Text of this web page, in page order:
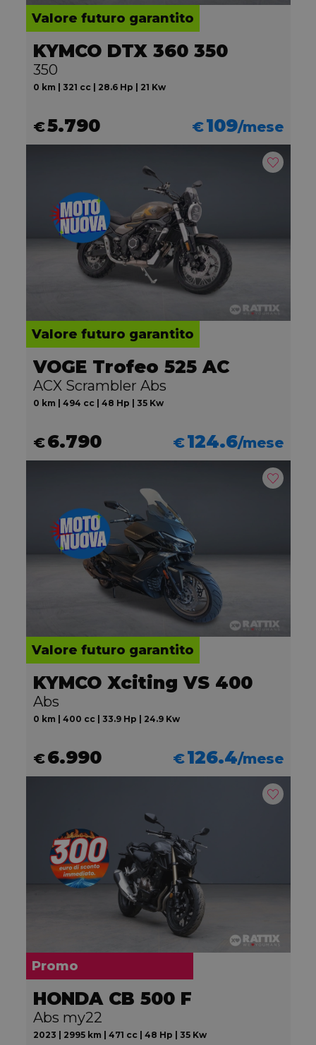
Valore futuro garantito
KYMCO DTX 360 350
350
0 km | 321 cc | 28.6 Hp | 21 Kw
€5.790 €109/mese
Valore futuro garantito
VOGE Trofeo 525 AC
ACX Scrambler Abs
0 km | 494 cc | 48 Hp | 35 Kw
€6.790 €124.6/mese
Valore futuro garantito
KYMCO Xciting VS 400
Abs
0 km | 400 cc | 33.9 Hp | 24.9 Kw
€6.990 €126.4/mese
Promo
HONDA CB 500 F
Abs my22
2023 | 2995 km | 471 cc | 48 Hp | 35 Kw